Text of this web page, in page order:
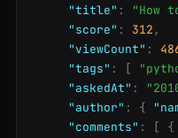
"title" : "How
"score" : 312 ,
"viewCount" :
"tags" : [
"askedAt" :
"author" : {
"comments" : [ {